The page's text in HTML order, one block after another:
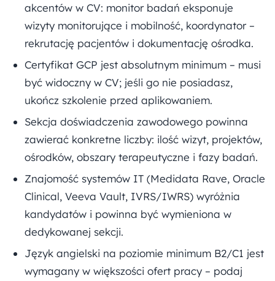
akcentów w CV: monitor badań eksponuje
wizyty monitorujące i mobilność, koordynator –
rekrutację pacjentów i dokumentację ośrodka.
Certyfikat GCP jest absolutnym minimum – musi
być widoczny w CV; jeśli go nie posiadasz,
ukończ szkolenie przed aplikowaniem.
Sekcja doświadczenia zawodowego powinna
zawierać konkretne liczby: ilość wizyt, projektów,
ośrodków, obszary terapeutyczne i fazy badań.
Znajomość systemów IT (Medidata Rave, Oracle
Clinical, Veeva Vault, IVRS/IWRS) wyróżnia
kandydatów i powinna być wymieniona w
dedykowanej sekcji.
Język angielski na poziomie minimum B2/C1 jest
wymagany w większości ofert pracy – podaj